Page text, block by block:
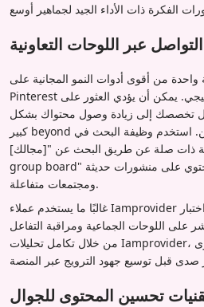
التواصل عبر اللوحات التعاونية
واحدة من أقوى أدوات النمو المجانية على
Pinterest عند استخدامها بشكل استراتيجي. يمكن أن يؤدي العثور على
تخصصك إلى زيادة وصول محتواك بشكل
كبير beyond متابعيك الحاليين. استخدم وظيفة البحث في Pinterest
ذات صلة عن طريق البحث عن "[مجالك] +
group board" وابحث عن اللوحات التي تحتوي على منشورات حديثة
ومجتمعات متفاعلة.
غالبًا ما يستخدم عملاء Iamprovider اللوحات التعاونية كأرض اختبار
على اللوحات الجماعية ومراقبة التفاعل
من خلال تكامل تحليلات Iamprovider، يمكنك تحديد موضوعات المحتوى
تحسين المحتوى للجوال